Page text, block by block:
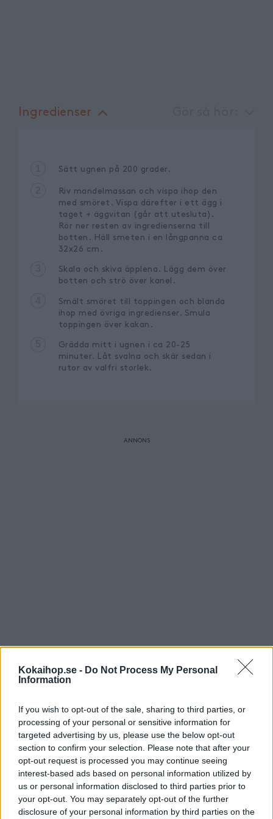
Kokaihop.se - Do Not Process My Personal
Information
If you wish to opt-out of the sale, sharing to third parties, or
processing of your personal or sensitive information for
targeted advertising by us, please use the below opt-out
section to confirm your selection. Please note that after your
opt-out request is processed you may continue seeing
interest-based ads based on personal information utilized by
us or personal information disclosed to third parties prior to
your opt-out. You may separately opt-out of the further
disclosure of your personal information by third parties on the
Ingredienser
Sätt ugnen på 200 grader.
Riv mandelmassan och vispa ihop den
med smöret. Vispa därefter i ett ägg i
taget + äggvitan (går att utesluta).
Rör ner resten av ingredienserna till
botten. Häll smeten i en långpanna ca
32x26 cm.
Skala och skiva äpplena. Lägg dem över
botten och strö över kanel.
Smält smöret till toppingen och blanda
ihop med övriga ingredienser. Smula
toppingen över kakan.
Grädda mitt i ugnen i ca 20-25
minuter. Låt svalna och skär sedan i
rutor av valfri storlek.
Spara inköpslista